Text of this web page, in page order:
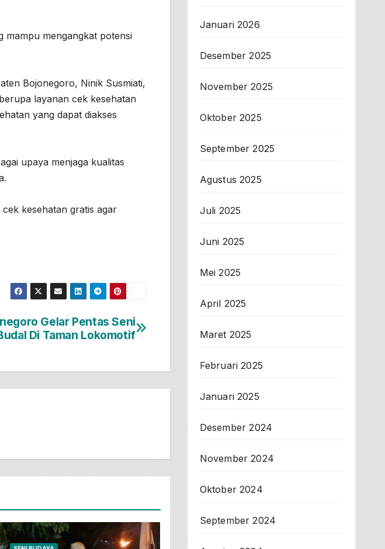
mampu mengangkat potensi
Bojonegoro, Ninik Susmiati,
layanan cek kesehatan
yang dapat diakses
upaya menjaga kualitas
kesehatan gratis agar
Gelar Pentas Seni
Di Taman Lokomotif
Januari 2026
Desember 2025
November 2025
Oktober 2025
September 2025
Agustus 2025
Juli 2025
Juni 2025
Mei 2025
April 2025
Maret 2025
Februari 2025
Januari 2025
Desember 2024
November 2024
Oktober 2024
September 2024